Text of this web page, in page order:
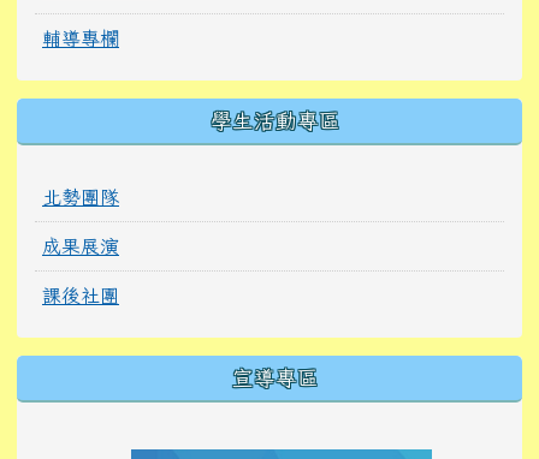
輔導專欄
學生活動專區
北勢團隊
成果展演
課後社團
宣導專區